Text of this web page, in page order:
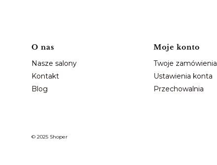
Linki w stopce
O nas
Nasze salony
Kontakt
Blog
Moje konto
Twoje zamówienia
Ustawienia konta
Przechowalnia
© 2025 Shoper